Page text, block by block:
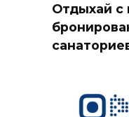
Отдыхай с